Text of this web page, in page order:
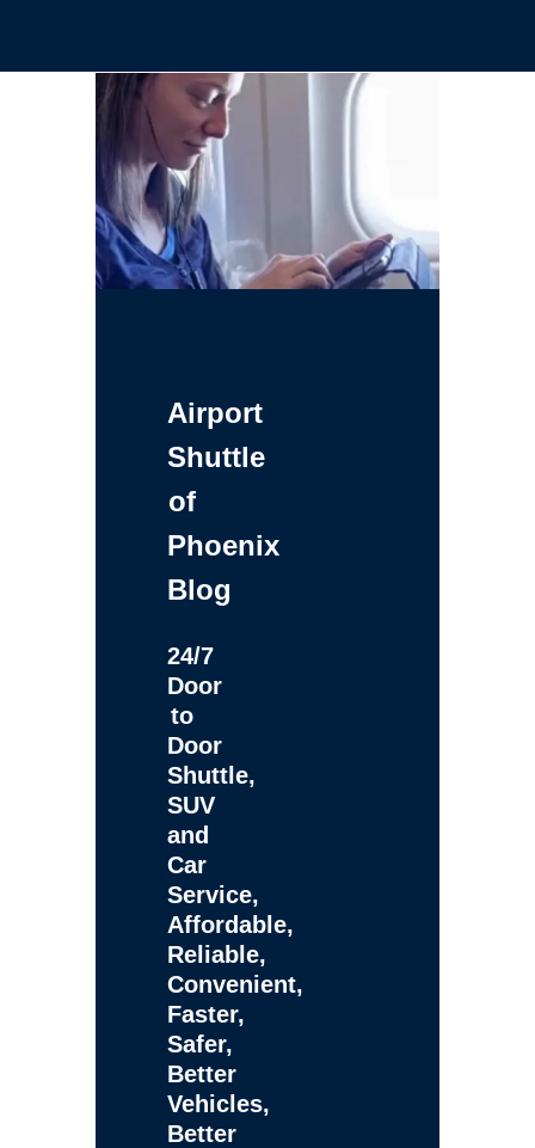
Airport
Shuttle
of
Phoenix
Blog
24/7
Door
to
Door
Shuttle,
SUV
and
Car
Service,
Affordable,
Reliable,
Convenient,
Faster,
Safer,
Better
Vehicles,
Better